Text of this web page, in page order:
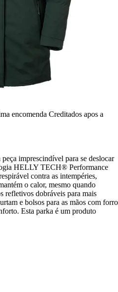
encomenda Creditados apos a
imprescindível para se deslocar
HELLY TECH® Performance
contra as intempéries,
o calor, mesmo quando
refletivos dobráveis para mais
e bolsos para as mãos com forro
Esta parka é um produto